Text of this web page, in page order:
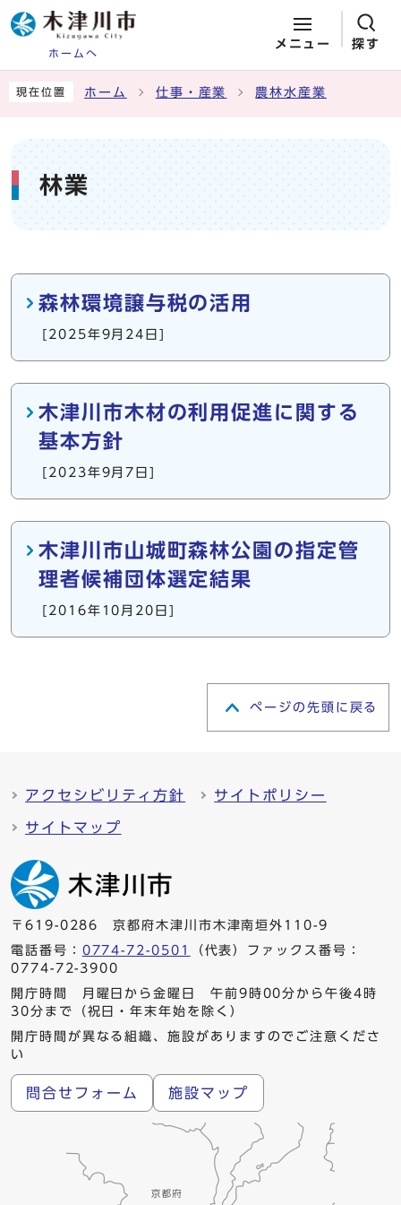
ホームへ
メニュー 探す
現在位置 ホーム 仕事・産業 農林水産業
林業
メインメニュー
森林環境譲与税の活用
[2025年9月24日]
木津川市木材の利用促進に関する
基本方針
[2023年9月7日]
木津川市山城町森林公園の指定管
理者候補団体選定結果
[2016年10月20日]
ページの先頭に戻る
アクセシビリティ方針 サイトポリシー
サイトマップ
〒619-0286 京都府木津川市木津南垣外110-9
電話番号： 0774-72-0501
（代表）ファックス番号：
0774-72-3900
開庁時間 月曜日から金曜日 午前9時00分から午後4時
30分まで（祝日・年末年始を除く）
開庁時間が異なる組織、施設がありますのでご注意くださ
い
問合せフォーム 施設マップ